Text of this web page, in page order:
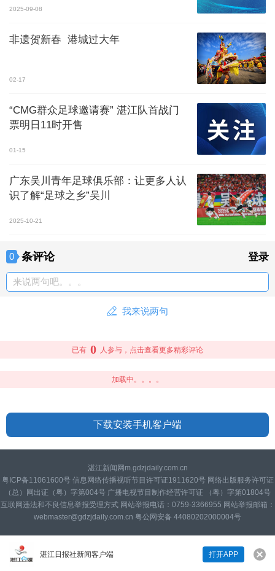
2025-09-08
非遗贺新春 港城过大年
02-17
“CMG群众足球邀请赛” 湛江队首战门
票明日11时开售
01-15
广东吴川青年足球俱乐部：让更多人认
识了解“足球之乡”吴川
2025-10-21
湛江日报社新闻客户端 打开APP
0 条评论 登录
来说两句吧。。。
我来说两句
来说两句吧...
已有 0 人参与，点击查看更多精彩评论
加载中。。。。
下载安装手机客户端
湛江新闻网m.gdzjdaily.com.cn
粤ICP备11061600号 信息网络传播视听节目许可证1911620号 网络出版服务许可证
（总）网出证（粤）字第004号 广播电视节目制作经营许可证 （粤）字第01804号
互联网违法和不良信息举报受理方式 网站举报电话：0759-3366955 网站举报邮箱：
webmaster@gdzjdaily.com.cn 粤公网安备 44080202000004号